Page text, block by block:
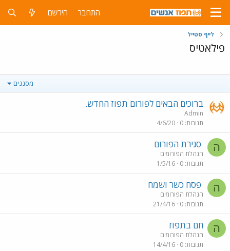
התחבר הירשם
לייף סטייל
פילאטיס
מסננים
ברוכים הבאים לפורום תפוז החדש.
Admin
תגובות 0
4/6/20
ה סגירת הפורום
הנהלת הפורומים
תגובות 0
1/5/16
ה פסח כשר ושמח
הנהלת הפורומים
תגובות 0
21/4/16
ה חם בתפוז
הנהלת הפורומים
תגובות 0
14/4/16